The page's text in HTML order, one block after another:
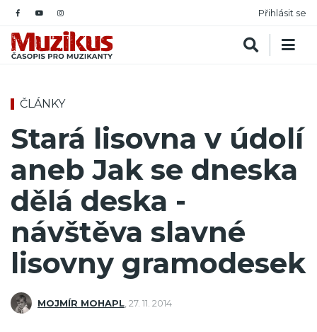
Přihlásit se
ČLÁNKY
Stará lisovna v údolí
aneb Jak se dneska
dělá deska -
návštěva slavné
lisovny gramodesek
MOJMÍR MOHAPL 27. 11. 2014